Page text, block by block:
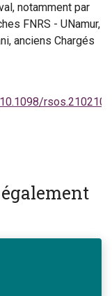
notamment par
FNRS - UNamur,
anciens Chargés
rsos.210210